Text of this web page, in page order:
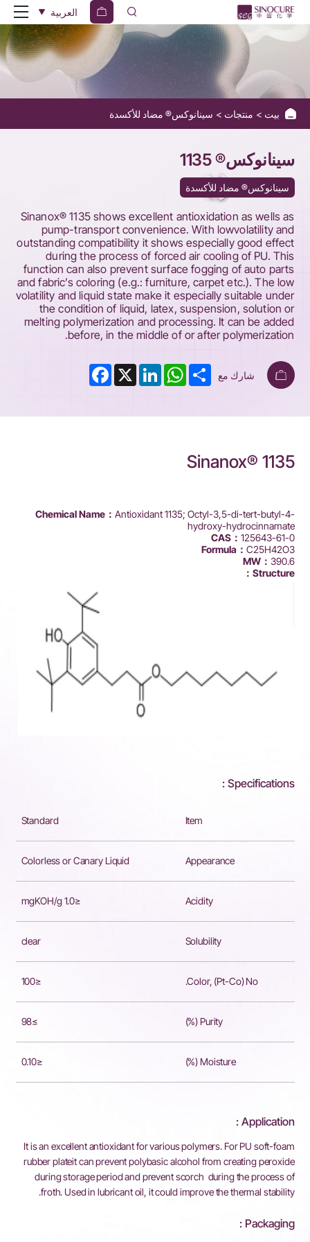
Sinanox®
1135
العربية
بيت منتجات سينانوكس® مضاد للأكسدة
سينانوكس® 1135
سينانوكس® مضاد للأكسدة
Sinanox® 1135 shows excellent antioxidation as wells as
pump-transport convenience. With lowvolatility and
outstanding compatibility it shows especially good effect
during the process of forced air cooling of PU. This
function can also prevent surface fogging of auto parts
and fabric’s coloring (e.g.: furniture, carpet etc.). The low
volatility and liquid state make it especially suitable under
the condition of liquid, latex, suspension, solution or
melting polymerization and processing. It can be added
before, in the middle of or after polymerization.
شارك مع Facebook X
LinkedIn
WhatsAppShare
Sinanox® 1135
Chemical Name： Antioxidant 1135; Octyl-3,5-di-tert-butyl-4-
hydroxy-hydrocinnamate
CAS： 125643-61-0
Formula： C25H42O3
MW： 390.6
Structure：
Specifications :
Item
Standard
Appearance
Colorless or Canary Liquid
Acidity
≤1.0 mgKOH/g
Solubility
clear
Color, (Pt-Co) No.
≤100
Purity (%)
≥98
Moisture (%)
≤0.10
Application :
It is an excellent antioxidant for various polymers. For PU soft-foam
rubber plateit can prevent polybasic alcohol from creating peroxide
during storage period and prevent scorch during the process of
froth. Used in lubricant oil, it could improve the thermal stability.
Packaging :